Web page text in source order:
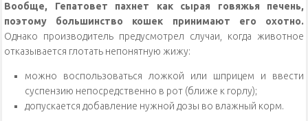
Вообще, Гепатовет пахнет как сырая говяжья печень,
поэтому большинство кошек принимают его охотно.
Однако производитель предусмотрел случаи, когда животное
отказывается глотать непонятную жижу:
можно воспользоваться ложкой или шприцем и ввести
суспензию непосредственно в рот (ближе к горлу);
допускается добавление нужной дозы во влажный корм.